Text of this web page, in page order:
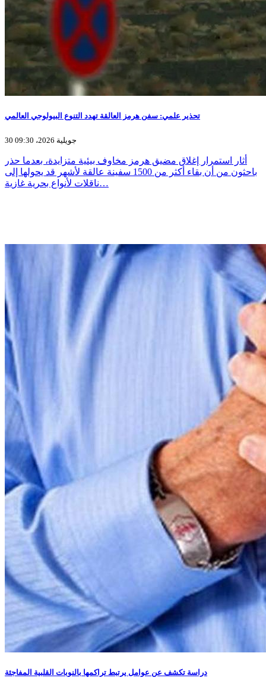
تحذير علمي: سفن هرمز العالقة تهدد التنوع البيولوجي العالمي
30 جويلية 2026، 09:30
أثار استمرار إغلاق مضيق هرمز مخاوف بيئية متزايدة، بعدما حذر
باحثون من أن بقاء أكثر من 1500 سفينة عالقة لأشهر قد يحولها إلى
ناقلات لأنواع بحرية غازية…
دراسة تكشف عن عوامل يرتبط تراكمها بالنوبات القلبية المفاجئة